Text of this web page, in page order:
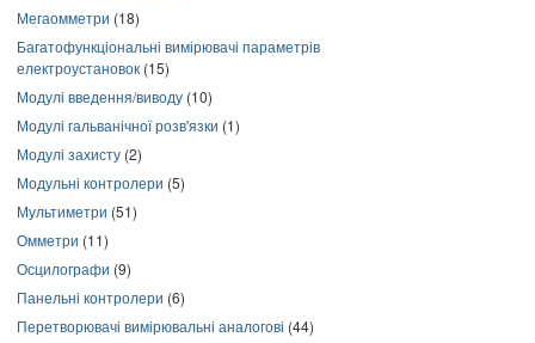
Мегаомметри (18)
Багатофункціональні вимірювачі параметрів
електроустановок (15)
Модулі введення/виводу (10)
Модулі гальванічної розв'язки (1)
Модулі захисту (2)
Модульні контролери (5)
Мультиметри (51)
Омметри (11)
Осцилографи (9)
Панельні контролери (6)
Перетворювачі вимірювальні аналогові (44)